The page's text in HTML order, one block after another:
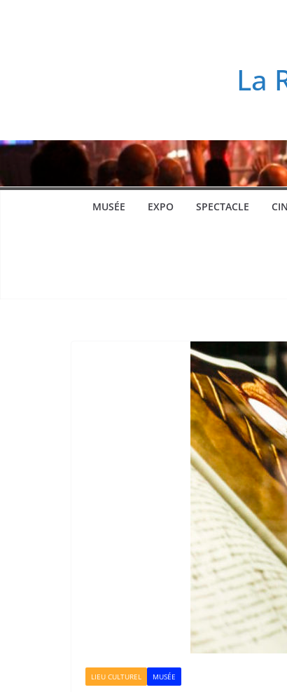
La
MUSÉE EXPO SPECTACLE
LIEU CULTUREL MUSÉE